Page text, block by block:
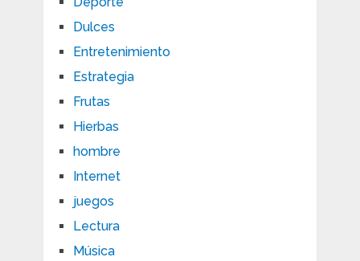
Dulces
Entretenimiento
Estrategia
Frutas
Hierbas
hombre
Internet
juegos
Lectura
Música